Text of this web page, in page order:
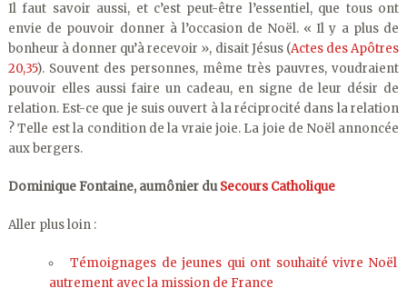
Il faut savoir aussi, et c’est peut-être l’essentiel, que tous ont
envie de pouvoir donner à l’occasion de Noël. « Il y a plus de
bonheur à donner qu’à recevoir », disait Jésus (Actes des Apôtres
20,35). Souvent des personnes, même très pauvres, voudraient
pouvoir elles aussi faire un cadeau, en signe de leur désir de
relation. Est-ce que je suis ouvert à la réciprocité dans la relation
? Telle est la condition de la vraie joie. La joie de Noël annoncée
aux bergers.
Dominique Fontaine, aumônier duSecours Catholique
Aller plus loin :
Témoignages de jeunes qui ont souhaité vivre Noël
autrement avec la mission de France